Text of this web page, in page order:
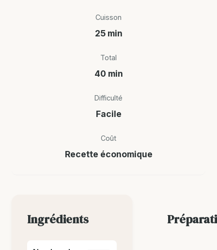
Cuisson
25 min
Total
40 min
Difficulté
Facile
Coût
Recette économique
Ingrédients